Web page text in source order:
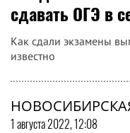
сдавать ОГЭ в
Как сдали экзамены
известно
1 августа 2022, 12:08